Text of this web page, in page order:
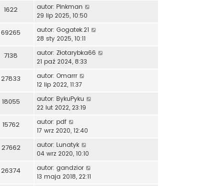
1622 autor: Pinkman
29 lip 2025, 10:50
69265 autor: Gogatek.21
28 sty 2025, 10:11
7138 autor: Złotarybka66
21 paź 2024, 8:33
27833 autor: Omarrr
12 lip 2022, 11:37
18055 autor: BykuPyku
22 lut 2022, 23:19
15762 autor: pdf
17 wrz 2020, 12:40
27662 autor: Lunatyk
04 wrz 2020, 10:10
26374 autor: gandzior
13 maja 2018, 22:11